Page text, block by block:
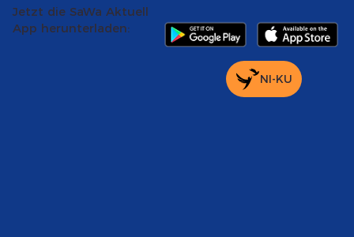
Jetzt die SaWa Aktuell
App herunterladen:
NI-KU